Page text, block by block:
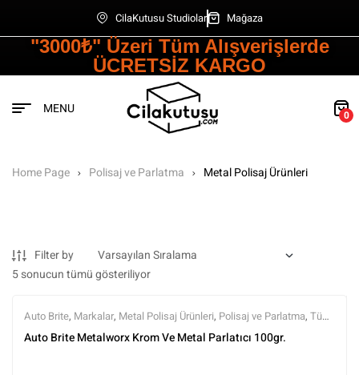
CilaKutusu Studiolar Mağaza
"3000₺" Üzeri Tüm Alışverişlerde
ÜCRETSİZ KARGO
MENU 0
Home Page Polisaj ve Parlatma Metal Polisaj Ürünleri
Filter by
5 sonucun tümü gösteriliyor
Auto Brite, Markalar, Metal Polisaj Ürünleri, Polisaj ve Parlatma, Tüm
Ürünler,Tüm Ürünler
Auto Brite Metalworx Krom Ve Metal Parlatıcı 100gr.